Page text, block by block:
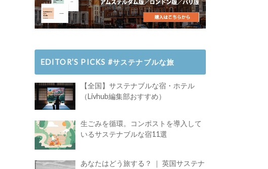
EDITOR’S PICKS #サステナブルな旅
【全国】サステナブルな宿・ホテル
（Livhub編集部おすすめ）
生ごみを循環。コンポストを導入して
いるサステナブルな宿11選
あなたはどう旅する？ ｜ 英国サステナ